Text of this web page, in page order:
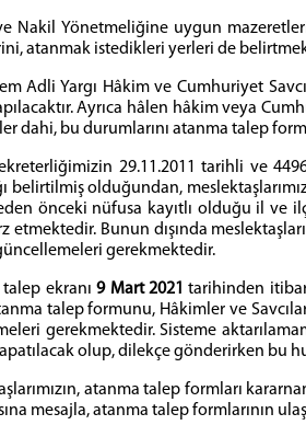
Nakil Yönetmeliğine uygun
atanmak istedikleri yerleri de
Adli Yargı Hâkim ve Cumhuriyet
Ayrıca hâlen hâkim veya
dahi, bu durumlarını atanma talep
29.11.2011 tarihli ve
belirtilmiş olduğundan,
önceki nüfusa kayıtlı olduğu il ve
etmektedir. Bunun dışında
gerekmektedir.
ekranı9 Mart 2021tarihinden
talep formunu, Hâkimler ve
gerekmektedir. Sisteme
olup, dilekçe gönderirken bu
atanma talep formları
mesajla, atanma talep formlarının